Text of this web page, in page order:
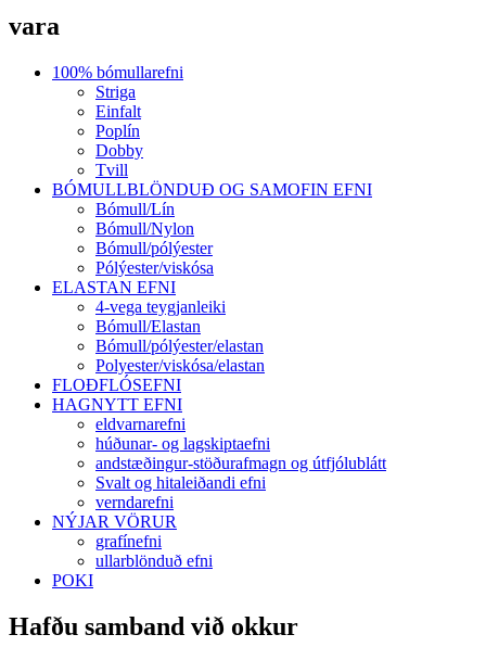
vara
100% bómullarefni
Striga
Einfalt
Poplín
Dobby
Tvill
BÓMULLBLÖNDUÐ OG SAMOFIN EFNI
Bómull/Lín
Bómull/Nylon
Bómull/pólýester
Pólýester/viskósa
ELASTAN EFNI
4-vega teygjanleiki
Bómull/Elastan
Bómull/pólýester/elastan
Polyester/viskósa/elastan
FLOÐFLÓSEFNI
HAGNYTT EFNI
eldvarnarefni
húðunar- og lagskiptaefni
andstæðingur-stöðurafmagn og útfjólublátt
Svalt og hitaleiðandi efni
verndarefni
NÝJAR VÖRUR
grafínefni
ullarblönduð efni
POKI
Hafðu samband við okkur